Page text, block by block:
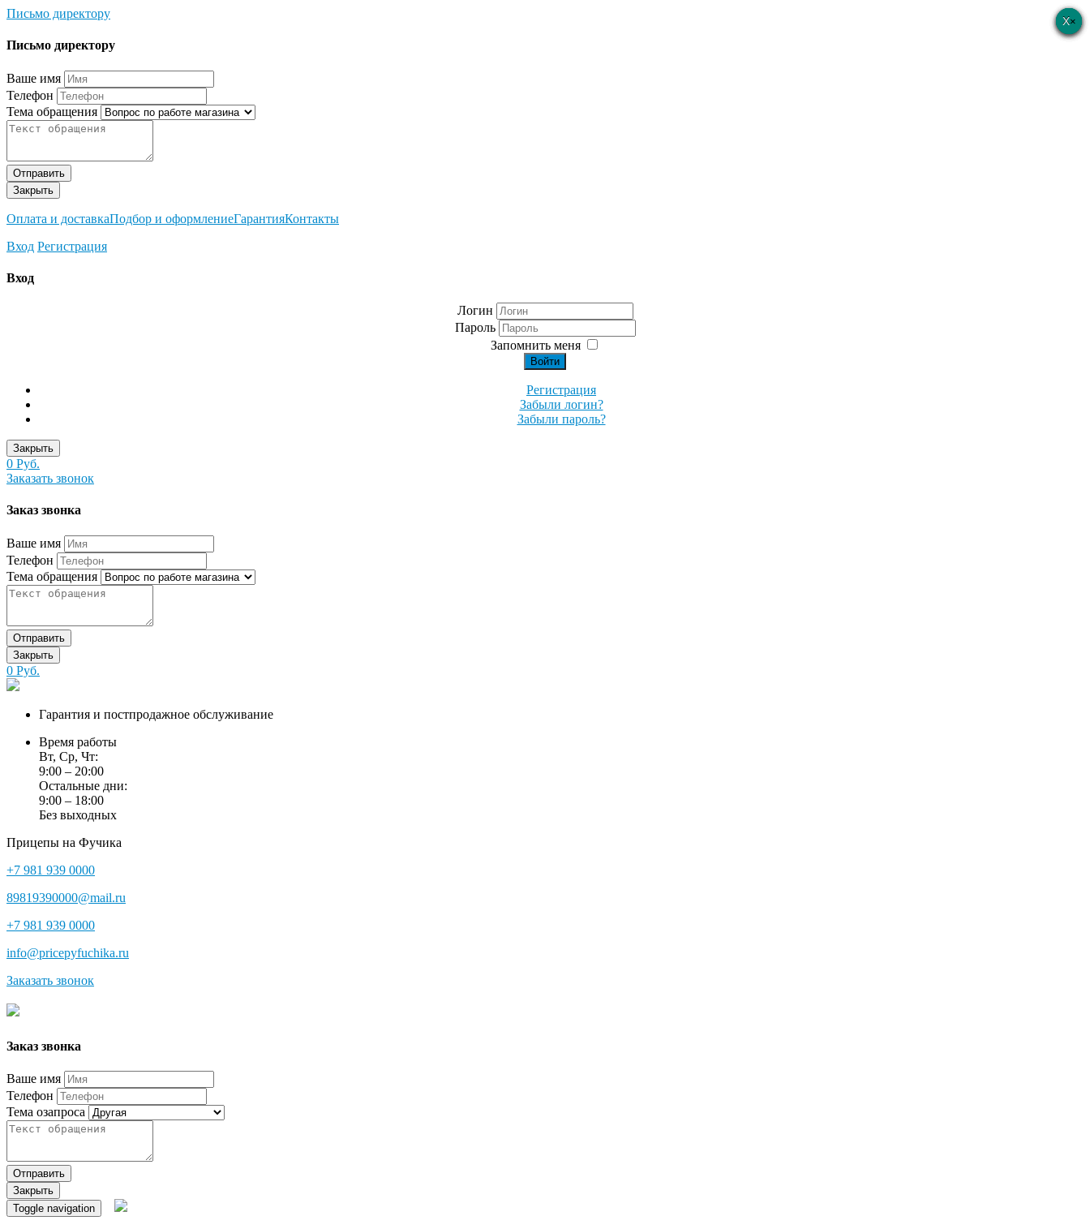
Письмо директору
×
Письмо директору
Ваше имя
Телефон
Тема обращения
Отправить
Закрыть
Оплата и доставкаПодбор и оформлениеГарантияКонтакты
Вход Регистрация
×
Вход
Логин
Пароль
Запомнить меня
Войти
Регистрация
Забыли логин?
Забыли пароль?
Закрыть
0 Руб.
Заказать звонок
×
Заказ звонка
Ваше имя
Телефон
Тема обращения
Отправить
Закрыть
0 Руб.
Гарантия и постпродажное обслуживание
Время работы
Вт, Ср, Чт:
9:00 – 20:00
Остальные дни:
9:00 – 18:00
Без выходных
Прицепы на Фучика
+7 981 939 0000
89819390000@mail.ru
+7 981 939 0000
info@pricepyfuchika.ru
Заказать звонок
×
Заказ звонка
Ваше имя
Телефон
Тема озапроса
Отправить
Закрыть
Toggle navigation
×